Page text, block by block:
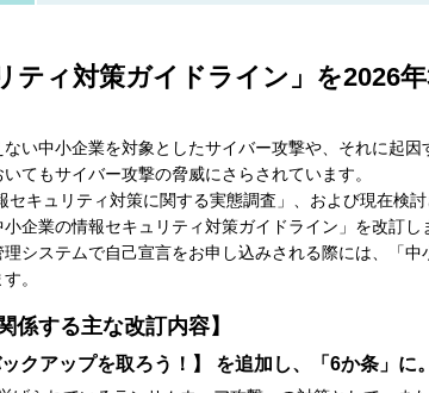
ティ対策ガイドライン」を2026
い中小企業を対象としたサイバー攻撃や、それに起
てもサイバー攻撃の脅威にさらされています。
キュリティ対策に関する実態調査」、および現在検
企業の情報セキュリティ対策ガイドライン」を改訂し
システムで自己宣言をお申し込みされる際には、「
。
係する主な改訂内容】
アップを取ろう！】 を追加し、「6か条」に。